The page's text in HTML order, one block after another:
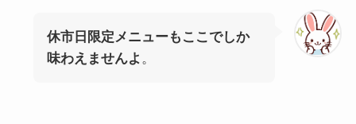
休市日限定メニューもここでしか
味わえませんよ。